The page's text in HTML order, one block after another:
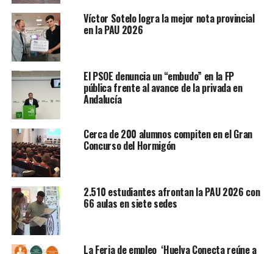
Víctor Sotelo logra la mejor nota provincial
en la PAU 2026
El PSOE denuncia un “embudo” en la FP
pública frente al avance de la privada en
Andalucía
Cerca de 200 alumnos compiten en el Gran
Concurso del Hormigón
2.510 estudiantes afrontan la PAU 2026 con
66 aulas en siete sedes
La Feria de empleo ‘Huelva Conecta reúne a